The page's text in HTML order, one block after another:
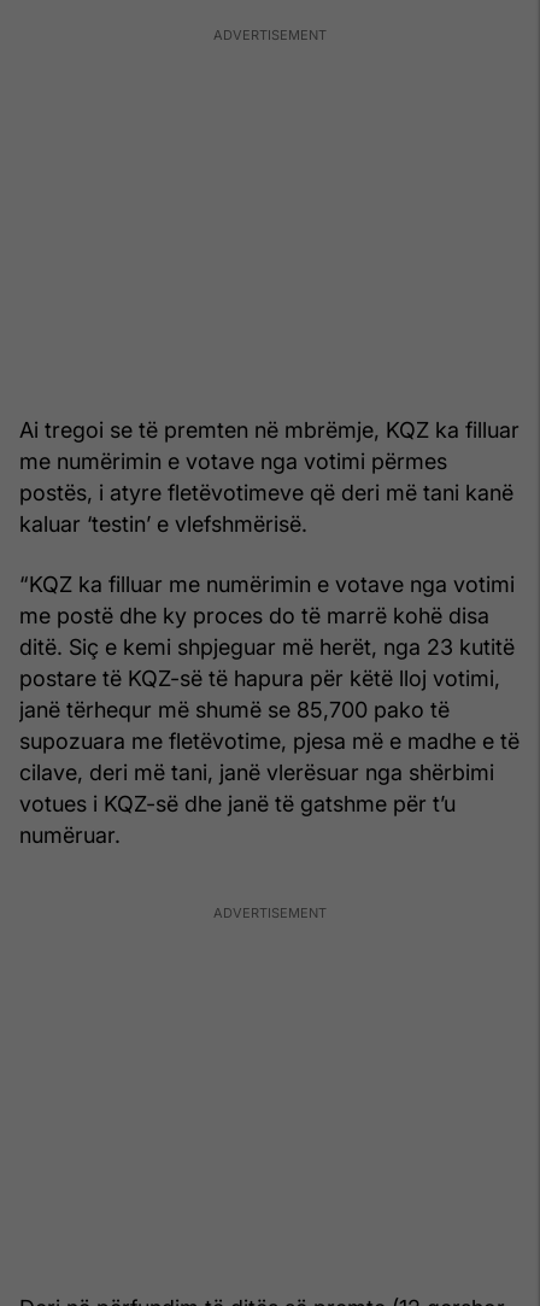
Ai tregoi se të premten në mbrëmje, KQZ ka filluar
me numërimin e votave nga votimi përmes
postës, i atyre fletëvotimeve që deri më tani kanë
kaluar ‘testin’ e vlefshmërisë.
“KQZ ka filluar me numërimin e votave nga votimi
me postë dhe ky proces do të marrë kohë disa
ditë. Siç e kemi shpjeguar më herët, nga 23 kutitë
postare të KQZ-së të hapura për këtë lloj votimi,
janë tërhequr më shumë se 85,700 pako të
supozuara me fletëvotime, pjesa më e madhe e të
cilave, deri më tani, janë vlerësuar nga shërbimi
votues i KQZ-së dhe janë të gatshme për t’u
numëruar.